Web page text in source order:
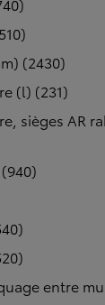
(2430)
(l) (231)
sièges AR
entre